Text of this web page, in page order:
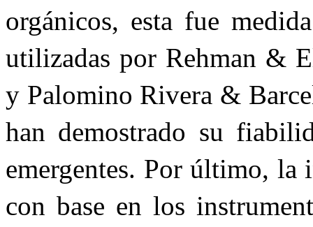
orgánicos, esta fue
utilizadas por Rehman &
y Palomino Rivera &
han demostrado su
emergentes. Por último, la
con base en los